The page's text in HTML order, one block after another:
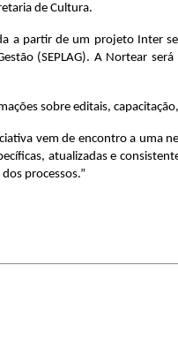
de Cultura.
a partir de um projeto Inter
(SEPLAG). A Nortear
sobre editais,
vem de encontro a uma
atualizadas e
processos.”